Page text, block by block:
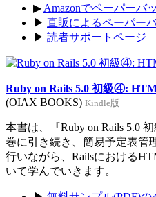
▶ Amazonでペーパーバ
▶ 直販によるペーパー
▶ 読者サポートページ
Ruby on Rails 5.0 初級④:
(OIAX BOOKS) Kindle版
本書は、『Ruby on Rails 5.0
巻に引き続き、簡易予定表管
行いながら、Railsにおける
いて学んでいきます。